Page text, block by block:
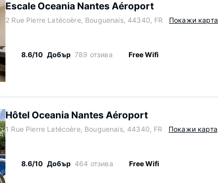
Escale Oceania Nantes Aéroport
2 Rue Pierre Latécoère, Bouguenais, 44340, FR Покажи карта
8.6/10 Добър 789 отзива Free Wifi
Hôtel Oceania Nantes Aéroport
1 Rue Pierre Latécoère, Bouguenais, 44340, FR Покажи карта
8.6/10 Добър 464 отзива Free Wifi